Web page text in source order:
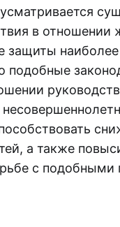
в
защиты
подобные
а также
с